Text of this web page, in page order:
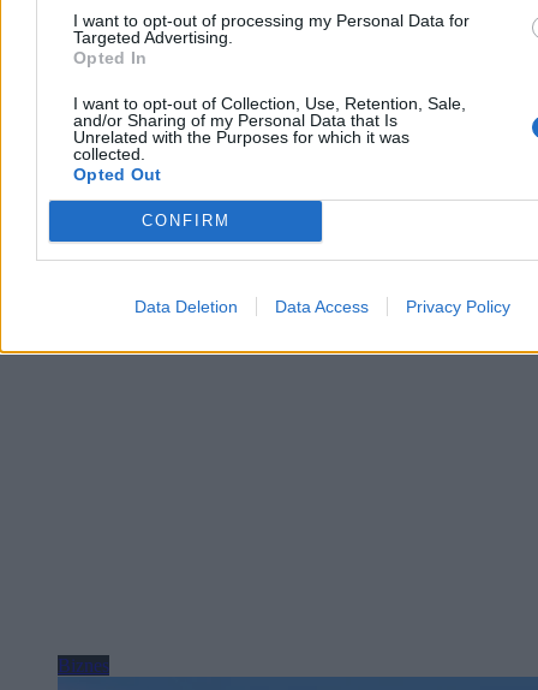
I want to opt-out of processing my Personal Data for
Targeted Advertising.
Opted In
I want to opt-out of Collection, Use, Retention, Sale,
and/or Sharing of my Personal Data that Is
Unrelated with the Purposes for which it was
collected.
Opted Out
CONFIRM
Data Deletion Data Access Privacy Policy
Ustawę o osobistych kontach inwestycyjnych (OKI) musi jeszcze
podpisać prezydent, ale instytucje finansowe już szykują się na
finansów Andrzej Domański podkreśla jego korzyści. Według
szacunków ekspertów OKI może otworzyć w ciągu pierwszych
trzech lat aż 2,1 mln klientów, a wartość aktywów może w tym
czasie urosnąć do ponad 100 mld zł.
Katarzyna Dybińska
Reklama
Biznes